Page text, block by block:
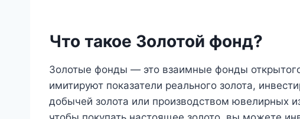
Что такое Золотой фонд?
Золотые фонды — это взаимные фонды
имитируют показатели реального золота,
добычей золота или производством ювелирных